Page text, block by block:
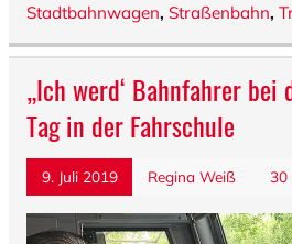
Stadtbahnwagen, Straßenbahn,
„Ich werd‘ Bahnfahrer bei
Tag in der Fahrschule
9. Juli 2019 Regina Weiß 30